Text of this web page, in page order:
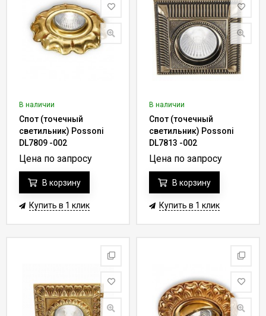
В наличии
Спот (точечный
светильник) Possoni
DL7809 -002
Цена по запросу
В корзину
Купить в 1 клик
В наличии
Спот (точечный
светильник) Possoni
DL7813 -002
Цена по запросу
В корзину
Купить в 1 клик